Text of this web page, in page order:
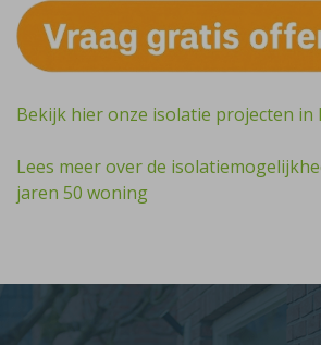
Bekijk hier onze isolatie projecten in
Lees meer over de
jaren 50 woning